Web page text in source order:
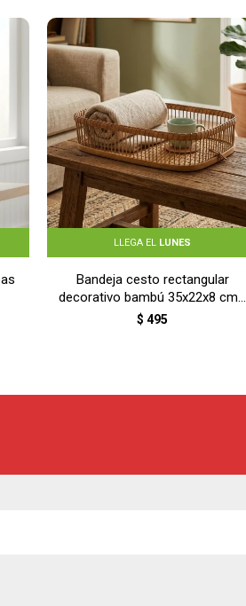
LLEGA EL LUNES
Bandeja cesto rectangular
decorativo bambú 35x22x8 cm -
NATURAL
$ 495